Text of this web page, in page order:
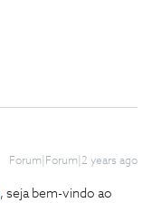
Forum|Forum|2 years ago
, seja bem-vindo ao